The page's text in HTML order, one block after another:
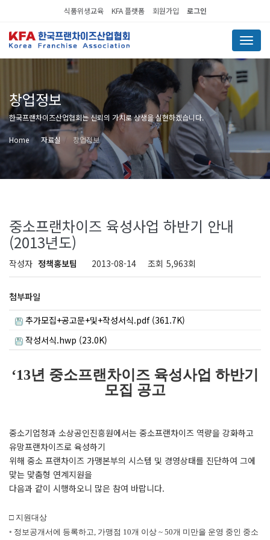
식품위생교육 KFA 플랫폼 회원가입 로그인
Menu
창업정보
한국프랜차이즈산업협회는 신뢰의 가치로 상생을 실현하겠습니다.
Home 자료실 창업정보
중소프랜차이즈 육성사업 하반기 안내
(2013년도)
작성자 정책홍보팀 2013-08-14 조회 5,963회
첨부파일
추가모집+공고문+및+작성서식.pdf (361.7K)
작성서식.hwp (23.0K)
‘13년 중소프랜차이즈 육성사업 하반기
모집 공고
중소기업청과 소상공인진흥원에서는 중소프랜차이즈 역량을 강화하고
유망프랜차이즈로 육성하기
위해 중소 프랜차이즈 가맹본부의 시스템 및 경영상태를 진단하여 그에
맞는 맞춤형 연계지원을
다음과 같이 시행하오니 많은 참여 바랍니다.
□ 지원대상
◦ 정보공개서에 등록하고, 가맹점 10개 이상 ~ 50개 미만을 운영 중인 중소